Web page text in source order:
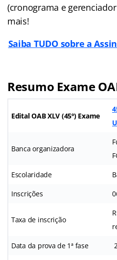
(cronograma e
mais!
Saiba TUDO sobre a
Resumo Exame
Edital OAB XLV (45º) Exame
Banca organizadora
Escolaridade
Inscrições
Taxa de inscrição
Data da prova de 1ª fase